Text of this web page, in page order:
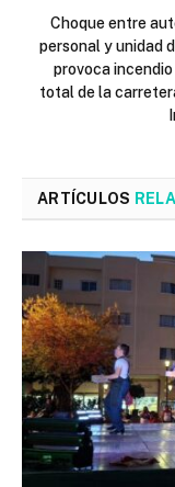
Choque entre
personal y unidad
provoca
total de la
ARTÍCULOS